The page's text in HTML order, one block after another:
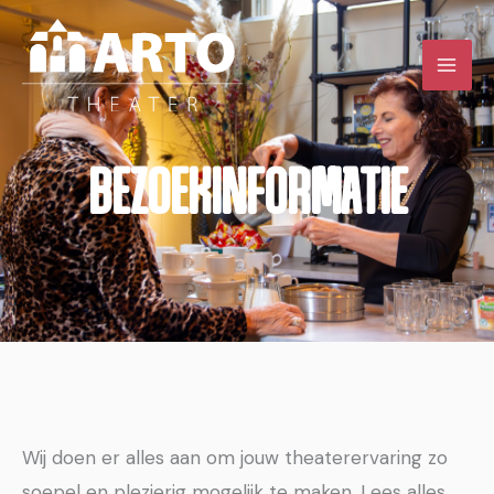
Ga
naar
inhoud
BEZOEKINFORMATIE
Wij doen er alles aan om jouw theaterervaring zo